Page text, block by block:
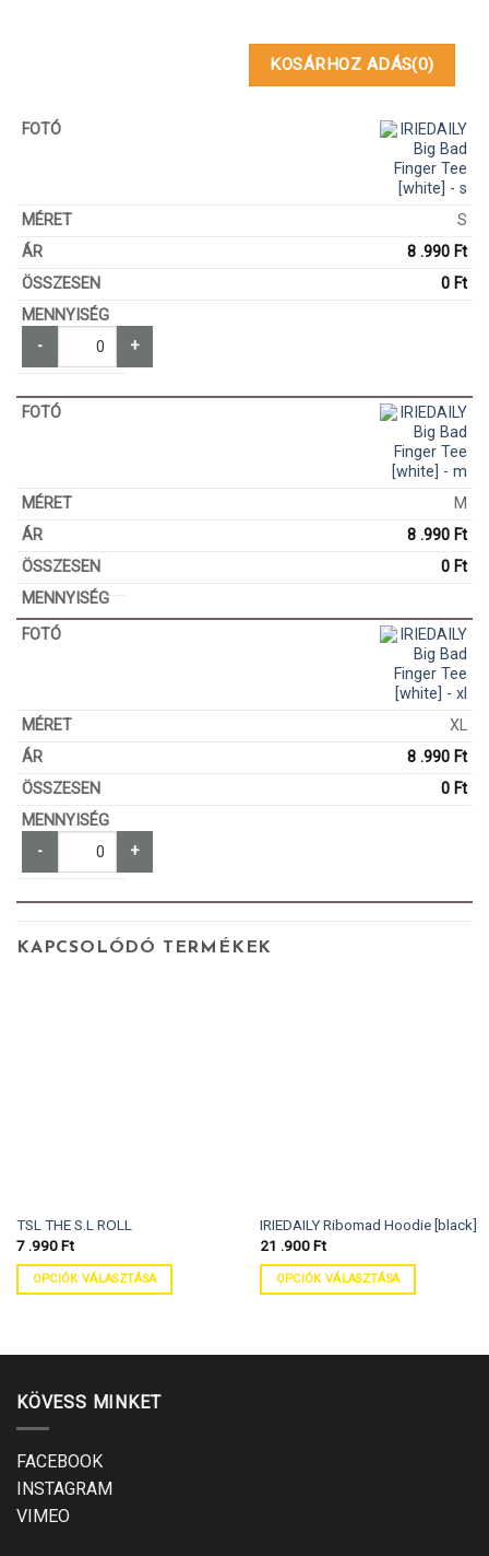
KOSÁRHOZ ADÁS(0)
S
8 .990 Ft
0 Ft
- +
M
8 .990 Ft
0 Ft
XL
8 .990 Ft
0 Ft
- +
KAPCSOLÓDÓ TERMÉKEK
TSL THE S.L ROLL
7 .990Ft
OPCIÓK VÁLASZTÁSA
IRIEDAILY Ribomad Hoodie [black]
21 .900Ft
OPCIÓK VÁLASZTÁSA
KÖVESS MINKET
FACEBOOK
INSTAGRAM
VIMEO